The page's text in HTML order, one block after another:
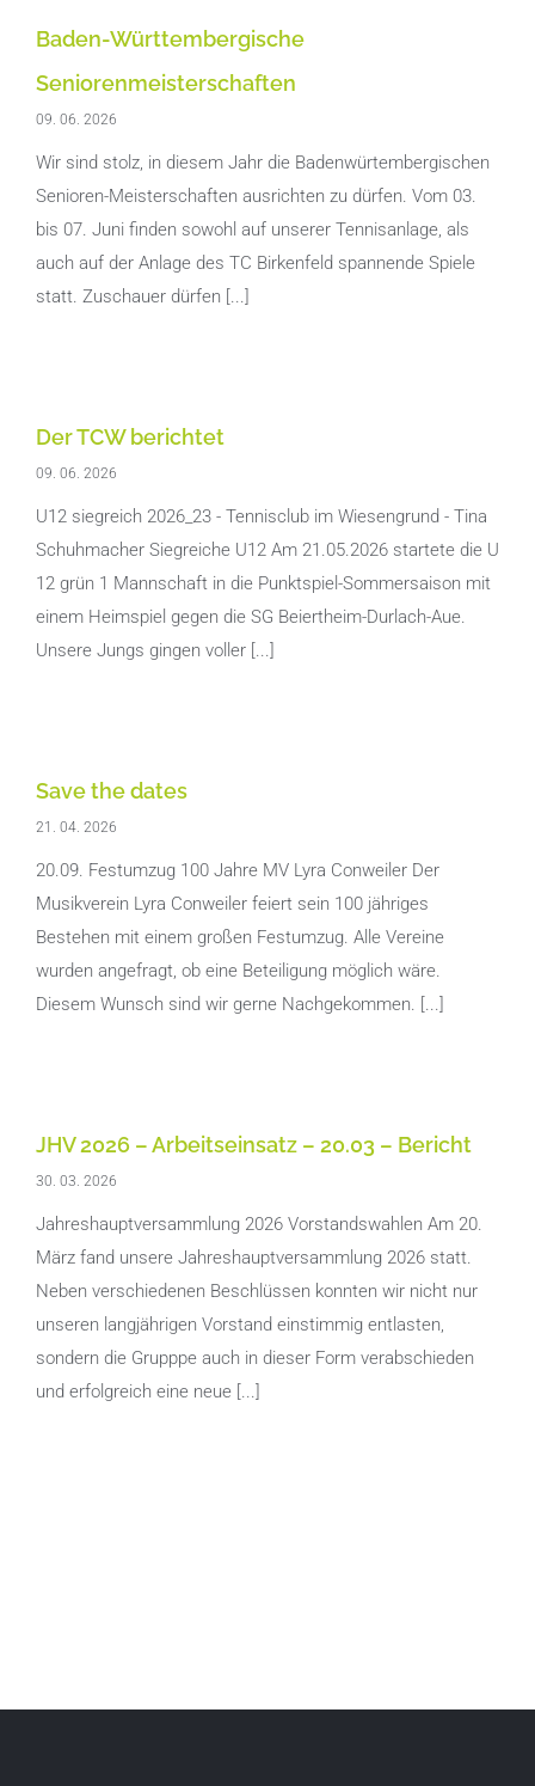
Baden-Württembergische
Seniorenmeisterschaften
09. 06. 2026
Wir sind stolz, in diesem Jahr die Badenwürtembergischen
Senioren-Meisterschaften ausrichten zu dürfen. Vom 03.
bis 07. Juni finden sowohl auf unserer Tennisanlage, als
auch auf der Anlage des TC Birkenfeld spannende Spiele
statt. Zuschauer dürfen [...]
Der TCW berichtet
09. 06. 2026
U12 siegreich 2026_23 - Tennisclub im Wiesengrund - Tina
Schuhmacher Siegreiche U12 Am 21.05.2026 startete die U
12 grün 1 Mannschaft in die Punktspiel-Sommersaison mit
einem Heimspiel gegen die SG Beiertheim-Durlach-Aue.
Unsere Jungs gingen voller [...]
Save the dates
21. 04. 2026
20.09. Festumzug 100 Jahre MV Lyra Conweiler Der
Musikverein Lyra Conweiler feiert sein 100 jähriges
Bestehen mit einem großen Festumzug. Alle Vereine
wurden angefragt, ob eine Beteiligung möglich wäre.
Diesem Wunsch sind wir gerne Nachgekommen. [...]
JHV 2026 – Arbeitseinsatz – 20.03 – Bericht
30. 03. 2026
Jahreshauptversammlung 2026 Vorstandswahlen Am 20.
März fand unsere Jahreshauptversammlung 2026 statt.
Neben verschiedenen Beschlüssen konnten wir nicht nur
unseren langjährigen Vorstand einstimmig entlasten,
sondern die Grupppe auch in dieser Form verabschieden
und erfolgreich eine neue [...]